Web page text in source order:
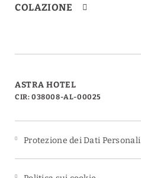
COLAZIONE
ASTRA HOTEL
CIR: 038008-AL-00025
Protezione dei Dati Personali